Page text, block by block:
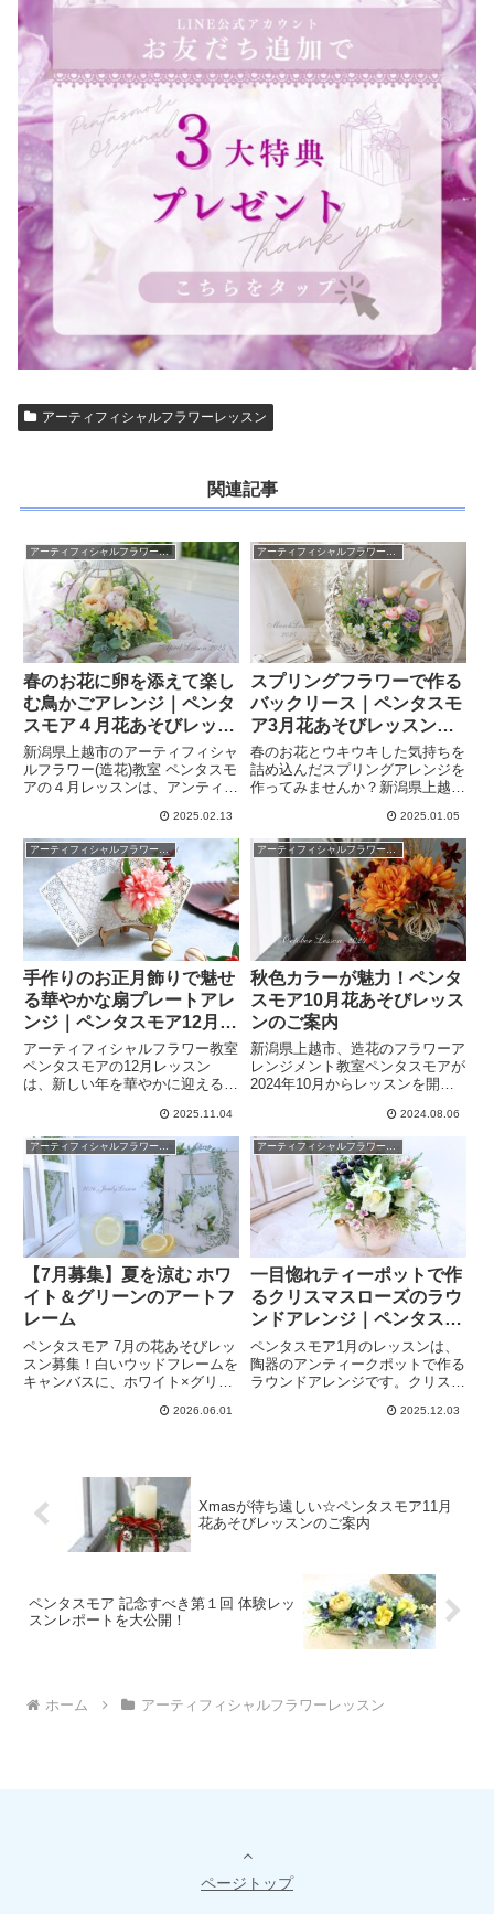
アーティフィシャルフラワーレッスン
関連記事
アーティフィシャルフラワーレッスン
春のお花に卵を添えて楽し
む鳥かごアレンジ｜ペンタ
スモア４月花あそびレッス
ンのご案内
新潟県上越市のアーティフィシャ
ルフラワー(造花)教室 ペンタスモ
アの４月レッスンは、アンティー
します。かごから飛び出すように
アレンジしたお花に添えるのはか
わいい卵。春から新しく習い事を
始めたい方にもおすすめです。
2025.02.13
アーティフィシャルフラワーレッスン
スプリングフラワーで作る
バックリース｜ペンタスモ
ア3月花あそびレッスンの
ご案内
春のお花とウキウキした気持ちを
詰め込んだスプリングアレンジを
作ってみませんか？新潟県上越市
(造花)教室 ペンタスモアの3月レ
ッスンでは、バックリースを作り
ます。春の彩りをナチュラルテイ
ストで楽しめるアレンジです。
2025.01.05
アーティフィシャルフラワーレッスン
手作りのお正月飾りで魅せ
る華やかな扇プレートアレ
ンジ｜ペンタスモア12月レ
ッスンのご案内
アーティフィシャルフラワー教室
ペンタスモアの12月レッスン
は、新しい年を華やかに迎えるた
年こそは、玄関やリビングを手作
りの華やかなお正月飾りで彩りた
い！」そうお考えの方へ。すぐに
飾れる しめ縄飾りのプレゼント
付☆
2025.11.04
アーティフィシャルフラワーレッスン
秋色カラーが魅力！ペンタ
スモア10月花あそびレッス
ンのご案内
新潟県上越市、造花のフラワーア
レンジメント教室ペンタスモアが
2024年10月からレッスンを開始
フィシャルフラワーで楽しみたい
方向けにペンタスモアオリジナル
の花あそびレッスンを作りまし
た。10月は秋色カラーのアレン
ジを一緒に堪能しませんか？
2024.08.06
【7月募集】夏を涼む ホワ
イト＆グリーンのアートフ
レーム
ペンタスモア 7月の花あそびレッ
スン募集！白いウッドフレームを
キャンバスに、ホワイト×グリー
ートを描きませんか？暑い夏でも
2026.06.01
一目惚れティーポットで作
るクリスマスローズのラウ
ンドアレンジ｜ペンタスモ
ア1月レッスンのご案内
ペンタスモア1月のレッスンは、
陶器のアンティークポットで作る
ラウンドアレンジです。クリスマ
たっぷり使用し、ナチュラルなア
2025.12.03
Xmasが待ち遠しい☆ペンタスモア11月
花あそびレッスンのご案内
ペンタスモア 記念すべき第１回 体験レッ
スンレポートを大公開！
ホーム アーティフィシャルフラワーレッスン
ページトップ